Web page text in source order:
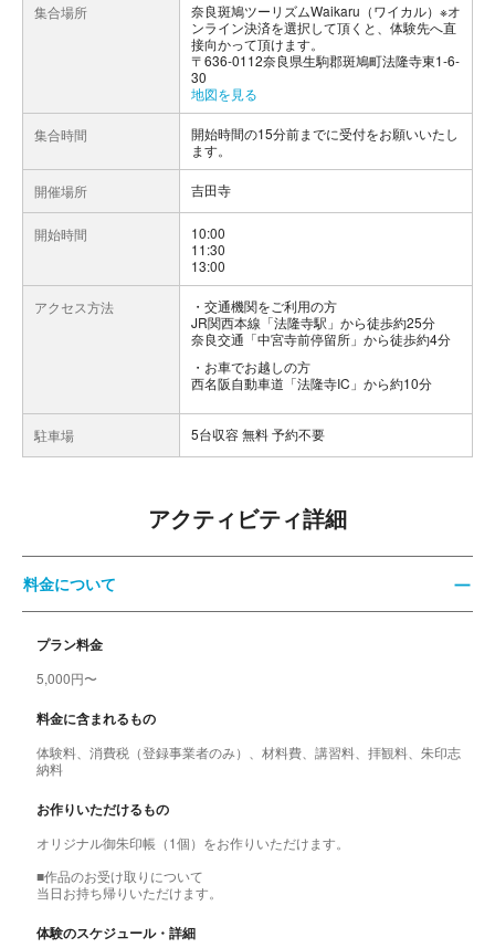
集合場所
奈良斑鳩ツーリズムWaikaru（ワイカル）※オ
ンライン決済を選択して頂くと、体験先へ直
接向かって頂けます。
〒636-0112奈良県生駒郡斑鳩町法隆寺東1-6-
30
地図を見る
集合時間
開始時間の15分前までに受付をお願いいたし
ます。
開催場所 吉田寺
開始時間
10:00
11:30
13:00
アクセス方法
交通機関をご利用の方
JR関西本線「法隆寺駅」から徒歩約25分
奈良交通「中宮寺前停留所」から徒歩約4分
お車でお越しの方
西名阪自動車道「法隆寺IC」から約10分
駐車場 5台収容 無料 予約不要
アクティビティ詳細
料金について
プラン料金
5,000円〜
料金に含まれるもの
体験料、消費税（登録事業者のみ）、材料費、講習料、拝観料、朱印志
納料
お作りいただけるもの
オリジナル御朱印帳（1個）をお作りいただけます。
■作品のお受け取りについて
当日お持ち帰りいただけます。
体験のスケジュール・詳細